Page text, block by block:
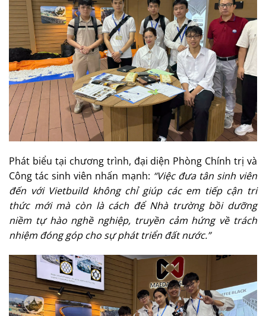
Phát biểu tại chương trình, đại diện Phòng Chính trị và
Công tác sinh viên nhấn mạnh: “Việc đưa tân sinh viên
đến với Vietbuild không chỉ giúp các em tiếp cận tri
thức mới mà còn là cách để Nhà trường bồi dưỡng
niềm tự hào nghề nghiệp, truyền cảm hứng về trách
nhiệm đóng góp cho sự phát triển đất nước.”